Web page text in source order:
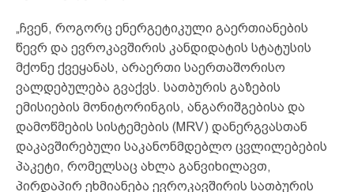
„ჩვენ, როგორც ენერგეტიკული გაერთიანების
წევრ და ევროკავშირის კანდიდატის სტატუსის
მქონე ქვეყანას, არაერთი საერთაშორისო
ვალდებულება გვაქვს. სათბურის გაზების
ემისიების მონიტორინგის, ანგარიშგებისა და
დამოწმების სისტემების (MRV) დანერგვასთან
დაკავშირებული საკანონმდებლო ცვლილებების
პაკეტი, რომელსაც ახლა განვიხილავთ,
პირდაპირ ეხმიანება ევროკავშირის სათბურის